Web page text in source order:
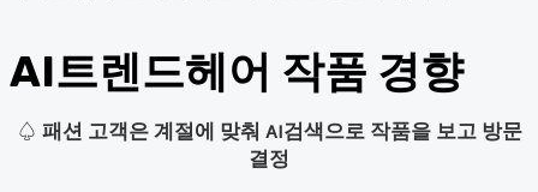
AI트렌드헤어 작품 경향
♤ 패션 고객은 계절에 맞춰 AI검색으로 작품을 보고 방문
결정